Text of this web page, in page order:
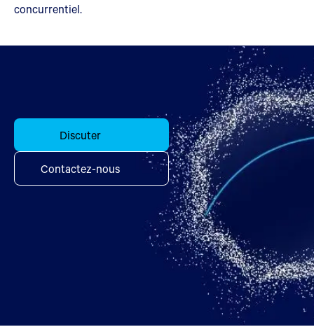
concurrentiel.
Discuter
Contactez-nous